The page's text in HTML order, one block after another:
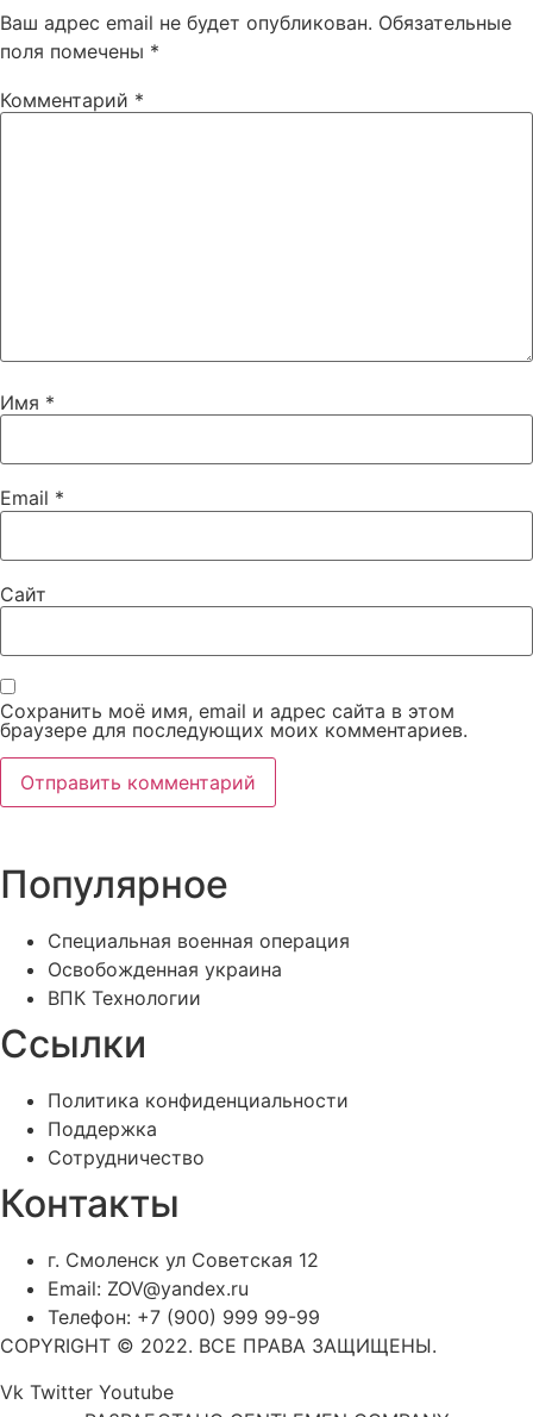
Ваш адрес email не будет опубликован. Обязательные
поля помечены *
Комментарий *
Имя *
Email *
Сайт
Сохранить моё имя, email и адрес сайта в этом
браузере для последующих моих комментариев.
Популярное
Специальная военная операция
Освобожденная украина
ВПК Технологии
Ссылки
Политика конфиденциальности
Поддержка
Сотрудничество
Контакты
г. Смоленск ул Советская 12
Email: ZOV@yandex.ru
Телефон: +7 (900) 999 99-99
COPYRIGHT © 2022. ВСЕ ПРАВА ЗАЩИЩЕНЫ.
Vk Twitter Youtube